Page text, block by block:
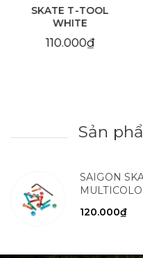
PENTAGON WAVE
LOGO REFLECT
LIGHT FINGERBOARD
34MM
Sản
SAIGON
120.000₫